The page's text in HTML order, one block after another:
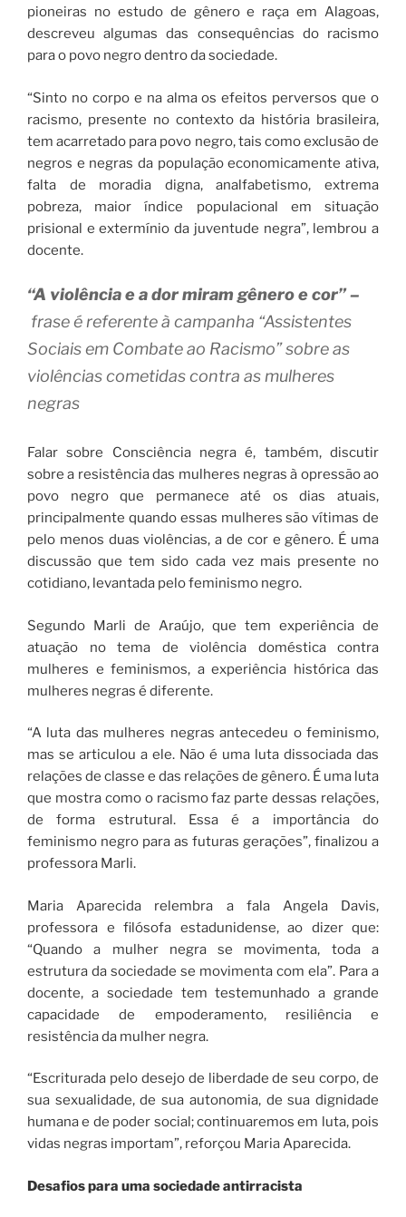
pioneiras no estudo de gênero e raça em Alagoas,
descreveu algumas das consequências do racismo
para o povo negro dentro da sociedade.
“Sinto no corpo e na alma os efeitos perversos que o
racismo, presente no contexto da história brasileira,
tem acarretado para povo negro, tais como exclusão de
negros e negras da população economicamente ativa,
falta de moradia digna, analfabetismo, extrema
pobreza, maior índice populacional em situação
prisional e extermínio da juventude negra”, lembrou a
docente.
“A violência e a dor miram gênero e cor” –
frase é referente à campanha “Assistentes
Sociais em Combate ao Racismo” sobre as
violências cometidas contra as mulheres
negras
Falar sobre Consciência negra é, também, discutir
sobre a resistência das mulheres negras à opressão ao
povo negro que permanece até os dias atuais,
principalmente quando essas mulheres são vítimas de
pelo menos duas violências, a de cor e gênero. É uma
discussão que tem sido cada vez mais presente no
cotidiano, levantada pelo feminismo negro.
Segundo Marli de Araújo, que tem experiência de
atuação no tema de violência doméstica contra
mulheres e feminismos, a experiência histórica das
mulheres negras é diferente.
“A luta das mulheres negras antecedeu o feminismo,
mas se articulou a ele. Não é uma luta dissociada das
relações de classe e das relações de gênero. É uma luta
que mostra como o racismo faz parte dessas relações,
de forma estrutural. Essa é a importância do
feminismo negro para as futuras gerações”, finalizou a
professora Marli.
Maria Aparecida relembra a fala Angela Davis,
professora e filósofa estadunidense, ao dizer que:
“Quando a mulher negra se movimenta, toda a
estrutura da sociedade se movimenta com ela”. Para a
docente, a sociedade tem testemunhado a grande
capacidade de empoderamento, resiliência e
resistência da mulher negra.
“Escriturada pelo desejo de liberdade de seu corpo, de
sua sexualidade, de sua autonomia, de sua dignidade
humana e de poder social; continuaremos em luta, pois
vidas negras importam”, reforçou Maria Aparecida.
Desafios para uma sociedade antirracista